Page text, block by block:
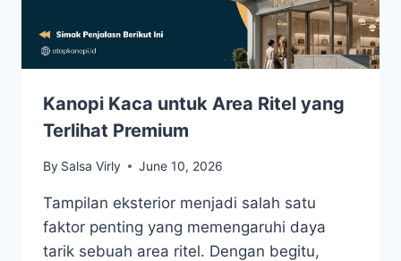
Kanopi Kaca untuk Area Ritel yang
Terlihat Premium
By Salsa Virly June 10, 2026
Tampilan eksterior menjadi salah satu
faktor penting yang memengaruhi daya
tarik sebuah area ritel. Dengan begitu,